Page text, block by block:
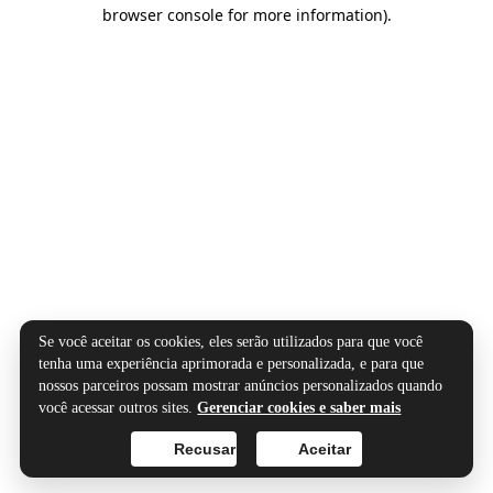
browser console for more information).
Se você aceitar os cookies, eles serão utilizados para que você
tenha uma experiência aprimorada e personalizada, e para que
nossos parceiros possam mostrar anúncios personalizados quando
você acessar outros sites.Gerenciar cookies e saber mais
Aceitar
Recusar